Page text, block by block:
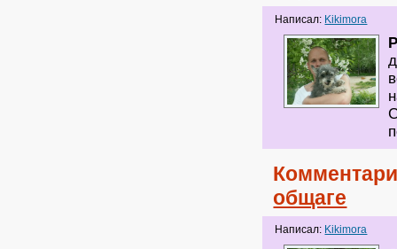
Написал: Kikimora
общаге
Написал: Kikimora